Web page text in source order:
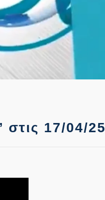
στις 17/04/25